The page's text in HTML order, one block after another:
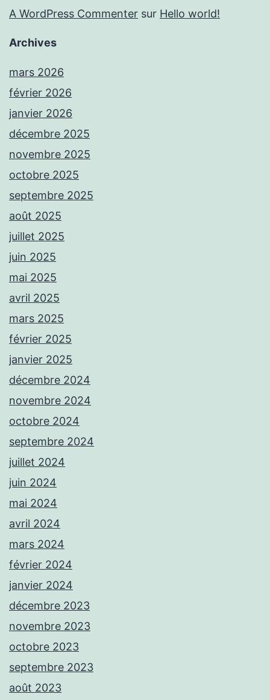
A WordPress Commenter sur Hello world!
Archives
mars 2026
février 2026
janvier 2026
décembre 2025
novembre 2025
octobre 2025
septembre 2025
août 2025
juillet 2025
juin 2025
mai 2025
avril 2025
mars 2025
février 2025
janvier 2025
décembre 2024
novembre 2024
octobre 2024
septembre 2024
juillet 2024
juin 2024
mai 2024
avril 2024
mars 2024
février 2024
janvier 2024
décembre 2023
novembre 2023
octobre 2023
septembre 2023
août 2023